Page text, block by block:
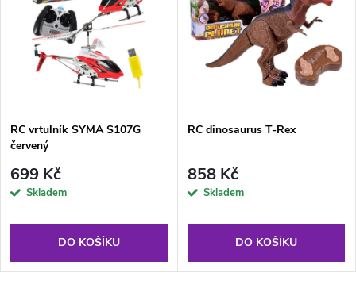
RC vrtulník SYMA S107G
červený
699 Kč
Skladem
DO KOŠÍKU
RC dinosaurus T-Rex
858 Kč
Skladem
DO KOŠÍKU